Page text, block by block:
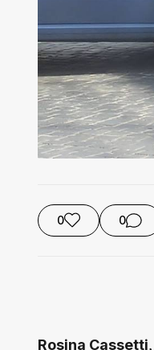
0 0
Rosina Cassetti,